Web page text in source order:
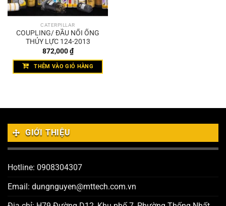
CATERPILLAR
COUPLING/ ĐẦU NỐI ỐNG
THỦY LỰC 124-2013
872,000₫
THÊM VÀO GIỎ HÀNG
GIỚI THIỆU
Hotline: 0908304307
Email: dungnguyen@mttech.com.vn